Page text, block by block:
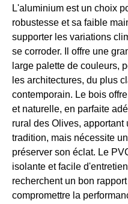
L'aluminium est un choix
robustesse et sa faible
supporter les variations
se corroder. Il offre une
large palette de couleurs,
les architectures, du plus
contemporain. Le bois
et naturelle, en parfaite
rural des Olives,
tradition, mais nécessite
préserver son éclat. Le
isolante et facile
recherchent un bon
compromettre la